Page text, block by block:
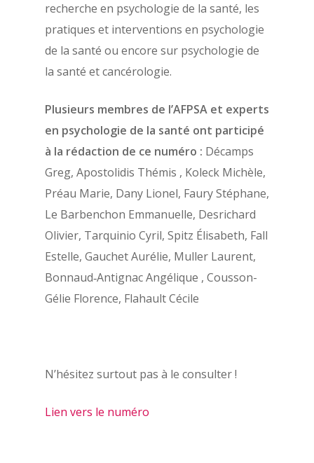
recherche en psychologie de la santé, les
pratiques et interventions en psychologie
de la santé ou encore sur psychologie de
la santé et cancérologie.
Plusieurs membres de l’AFPSA et experts
en psychologie de la santé ont participé
à la rédaction de ce numéro : Décamps
Greg, Apostolidis Thémis , Koleck Michèle,
Préau Marie, Dany Lionel, Faury Stéphane,
Le Barbenchon Emmanuelle, Desrichard
Olivier, Tarquinio Cyril, Spitz Élisabeth, Fall
Estelle, Gauchet Aurélie, Muller Laurent,
Bonnaud‑Antignac Angélique , Cousson-
Gélie Florence, Flahault Cécile
N’hésitez surtout pas à le consulter !
Lien vers le numéro
Les précédents
l’AFPSA
Histoire de l’AFPSA
La commission jeunes
chercheurs
Les membres du
Les formations
Actualités
Adhérer
Mon espace adhérent
Aide
Mentions légales